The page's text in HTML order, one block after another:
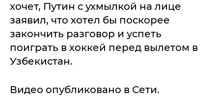
хочет, Путин с ухмылкой на лице
заявил, что хотел бы поскорее
закончить разговор и успеть
поиграть в хоккей перед вылетом в
Узбекистан.
Видео опубликовано в Сети.